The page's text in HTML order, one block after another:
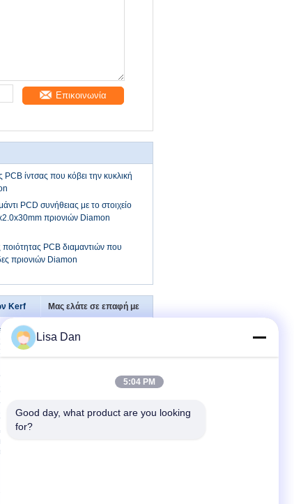
Επικοινωνία
PCB ίντσας που κόβει την κυκλική
PCD συνήθειας με το στοιχείο
πριονιών Diamon
PCB διαμαντιών που
πριονιών Diamon
Kerf
Χ
Μας ελάτε σε επαφή με
Μας ελάτε σε επαφή με
απόσπασμα
Χάρτης ιστότοπου
Co.,Ltd. All Rights Reserved.
Lisa Dan
5:04 PM
Good day, what product are you looking
for?